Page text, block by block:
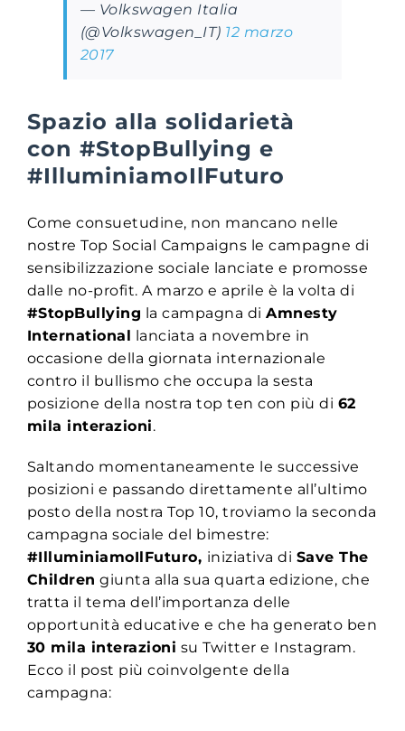
— Volkswagen Italia
(@Volkswagen_IT) 12 marzo
2017
Spazio alla solidarietà
con #StopBullying e
#IlluminiamoIlFuturo
Come consuetudine, non mancano nelle
nostre Top Social Campaigns le campagne di
sensibilizzazione sociale lanciate e promosse
dalle no-profit. A marzo e aprile è la volta di
#StopBullying la campagna diAmnesty
International
lanciata a novembre in
occasione della giornata internazionale
contro il bullismo che occupa la sesta
posizione della nostra top ten con più di 62
mila interazioni.
Saltando momentaneamente le successive
posizioni e passando direttamente all’ultimo
posto della nostra Top 10, troviamo la seconda
campagna sociale del bimestre:
#IlluminiamoIlFuturo, iniziativa di Save The
Children giunta alla sua quarta edizione, che
tratta il tema dell’importanza delle
opportunità educative e che ha generato ben
30 mila interazioni su Twitter e Instagram.
Ecco il post più coinvolgente della
campagna: